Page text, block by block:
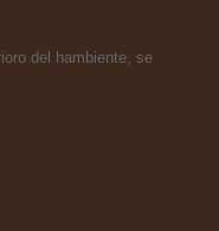
del hambiente, se